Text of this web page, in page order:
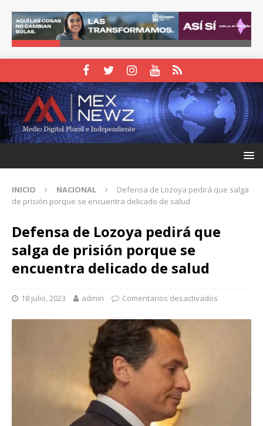
INICIO NACIONAL
Defensa de Lozoya pedirá que salga
de prisión porque se encuentra delicado de salud
Defensa de Lozoya pedirá que
salga de prisión porque se
encuentra delicado de salud
18 julio, 2023 admin Comentarios desactivados